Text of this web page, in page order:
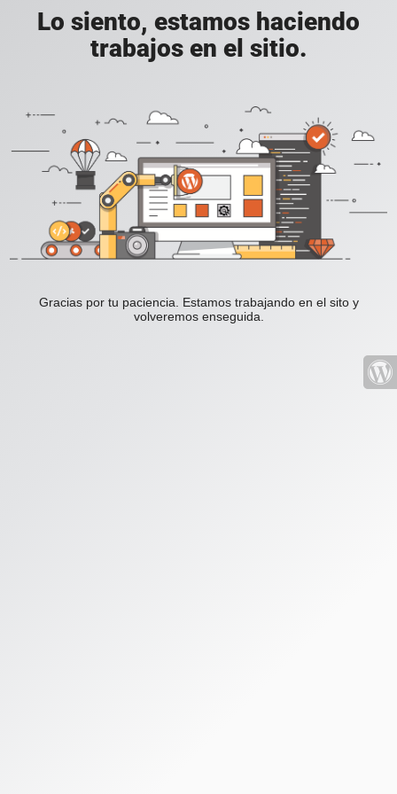
Lo siento, estamos haciendo
trabajos en el sitio.
Gracias por tu paciencia. Estamos trabajando en el sito y
volveremos enseguida.